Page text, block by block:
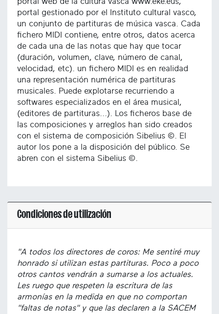
portal gestionado por el Instituto cultural vasco,
un conjunto de partituras de música vasca. Cada
fichero MIDI contiene, entre otros, datos acerca
de cada una de las notas que hay que tocar
(duración, volumen, clave, número de canal,
velocidad, etc). un fichero MIDI es en realidad
una representación numérica de partituras
musicales. Puede explotarse recurriendo a
softwares especializados en el área musical,
(editores de partituras...). Los ficheros base de
las composiciones y arreglos han sido creados
con el sistema de composición Sibelius ©. El
autor los pone a la disposición del público. Se
abren con el sistema Sibelius ©.
Condiciones de utilización
"A todos los directores de coros: Me sentiré muy
honrado si utilizan estas partituras. Poco a poco
otros cantos vendrán a sumarse a los actuales.
Les ruego que respeten la escritura de las
armonías en la medida en que no comportan
"faltas de notas" y que las declaren a la SACEM